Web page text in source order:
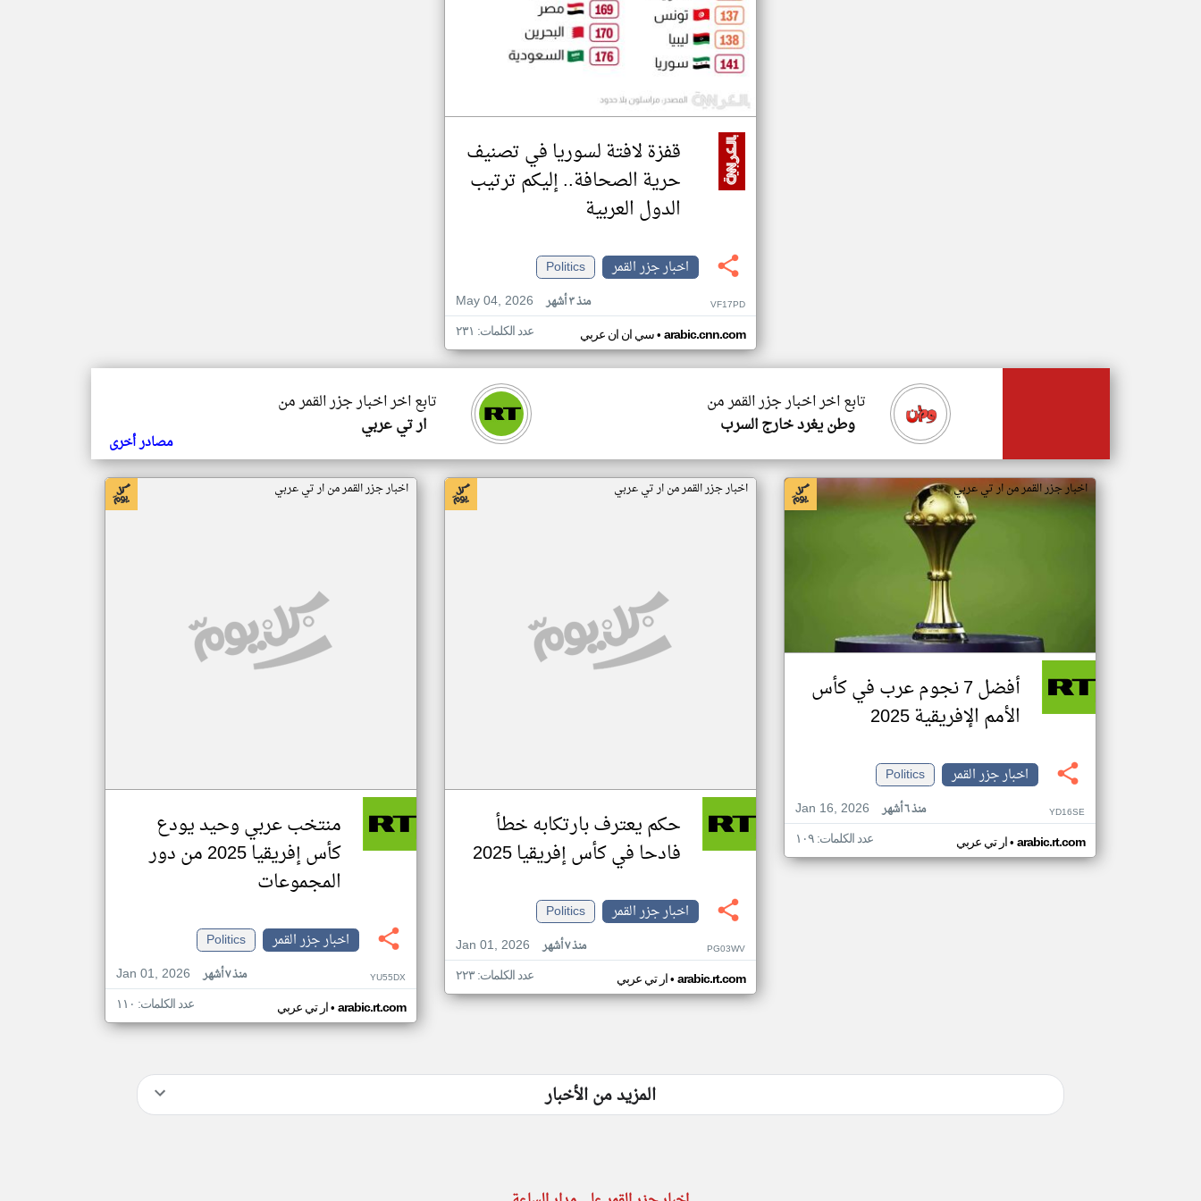
قفزة لافتة لسوريا في تصنيف
حرية الصحافة.. إليكم ترتيب
الدول العربية
اخبار جزر القمر
Politics
May 04, 2026
منذ ٣ أشهر VF17PD
سي ان ان عربي• arabic.cnn.com عدد الكلمات: ٢٣١
تابع اخر اخبار جزر القمر من
ار تي عربي
تابع اخر اخبار جزر القمر من
وطن يغرد خارج السرب
مصادر أخرى
اخبار جزر القمر من ار تي عربي
أفضل 7 نجوم عرب في كأس
الأمم الإفريقية 2025
اخبار جزر القمر
Politics
Jan 16, 2026
منذ ٦ أشهر YD16SE
ار تي عربي• arabic.rt.com عدد الكلمات: ١٠٩
اخبار جزر القمر من ار تي عربي
حكم يعترف بارتكابه خطأ
فادحا في كأس إفريقيا 2025
اخبار جزر القمر
Politics
Jan 01, 2026
منذ ٧ أشهر PG03WV
ار تي عربي• arabic.rt.com عدد الكلمات: ٢٢٣
اخبار جزر القمر من ار تي عربي
منتخب عربي وحيد يودع
كأس إفريقيا 2025 من دور
المجموعات
اخبار جزر القمر
Politics
Jan 01, 2026
منذ ٧ أشهر YU55DX
ار تي عربي• arabic.rt.com عدد الكلمات: ١١٠
المزيد من الأخبار